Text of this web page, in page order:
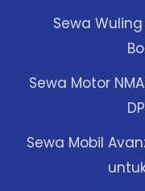
Sewa
Sewa Motor
Sewa Mobil